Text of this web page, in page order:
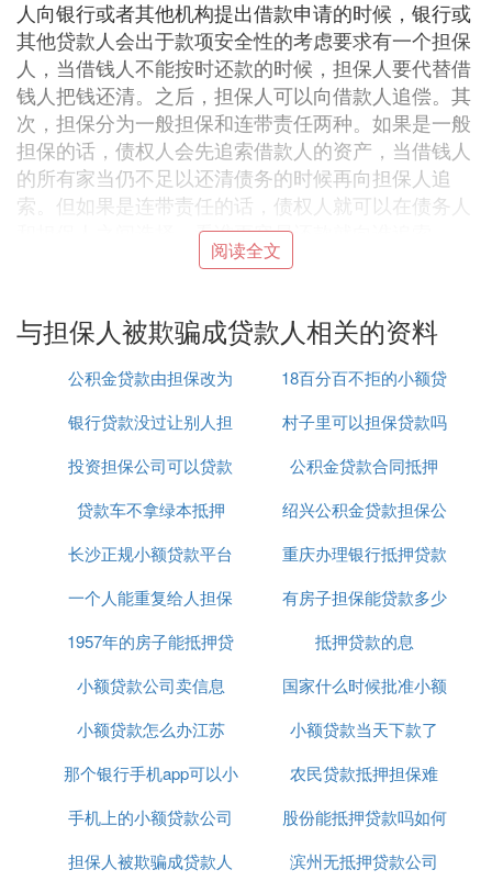
人向银行或者其他机构提出借款申请的时候，银行或
其他贷款人会出于款项安全性的考虑要求有一个担保
人，当借钱人不能按时还款的时候，担保人要代替借
钱人把钱还清。之后，担保人可以向借款人追偿。其
次，担保分为一般担保和连带责任两种。如果是一般
担保的话，债权人会先追索借款人的资产，当借钱人
的所有家当仍不足以还清债务的时候再向担保人追
索。但如果是连带责任的话，债权人就可以在债务人
和担保人之间选择，看谁更容易还款就向谁追索。
【法律分析】
被骗做了担保人的，可以举证自己是被骗的，主张免
除担保责任。根据《民法典》规定，采取欺诈、胁迫
等手段，使保证人在违背真实意思的情况下提供保证
的，保证人可以申请撤销保证合同，不承担保证责
【法律依据】
第一百四十八条 一方以欺诈手段，使对方在违背真
实意思的情况下实施的民事法律行为，受欺诈方有权
请求人民法院或者仲裁机构予以撤销。
第一百四十九条 第三人实施欺诈行为，使一方在违
背真实意思的情况下实施的民事法律行为，对方知道
法院或者仲裁机构予以撤销。
阅读全文
与担保人被欺骗成贷款人相关的资料
公积金贷款由担保改为
房产抵押
18百分百不拒的小额贷
款
银行贷款没过让别人担
保
村子里可以担保贷款吗
投资担保公司可以贷款
吗
公积金贷款合同抵押
贷款车不拿绿本抵押
绍兴公积金贷款担保公
司
长沙正规小额贷款平台
重庆办理银行抵押贷款
公司
一个人能重复给人担保
贷款吗
有房子担保能贷款多少
1957年的房子能抵押贷
款吗
抵押贷款的息
小额贷款公司卖信息
国家什么时候批准小额
贷款
小额贷款怎么办江苏
小额贷款当天下款了
那个银行手机app可以小
额贷款
农民贷款抵押担保难
手机上的小额贷款公司
正规吗
股份能抵押贷款吗如何
办理
担保人被欺骗成贷款人
滨州无抵押贷款公司